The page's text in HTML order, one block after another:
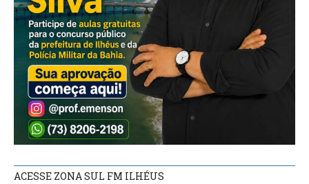
ACESSE ZONA SUL FM ILHÉUS